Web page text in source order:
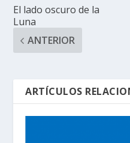
El lado oscuro de la
Luna
ANTERIOR
ARTÍCULOS